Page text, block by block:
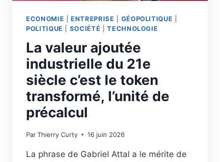
ECONOMIE |ENTREPRISE GÉOPOLITIQUE
POLITIQUE
SOCIÉTÉ |TECHNOLOGIE
La valeur ajoutée
industrielle du 21e
siècle c’est le token
transformé, l’unité de
précalcul
ParThierry Curty 16 juin 2026
La phrase de Gabriel Attal a le mérite de